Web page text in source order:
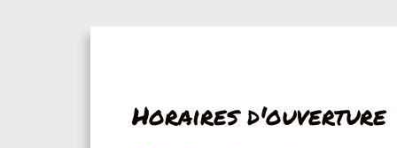
Horaires d'ouverture